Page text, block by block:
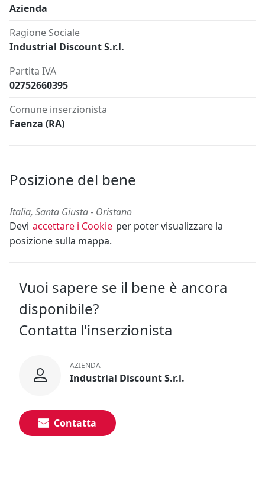
Azienda
Ragione Sociale
Industrial Discount S.r.l.
Partita IVA
02752660395
Comune inserzionista
Faenza (RA)
Posizione del bene
Italia, Santa Giusta - Oristano
Devi accettare i Cookie per poter visualizzare la
posizione sulla mappa.
Vuoi sapere se il bene è ancora
disponibile?
Contatta l'inserzionista
AZIENDA
Industrial Discount S.r.l.
Contatta